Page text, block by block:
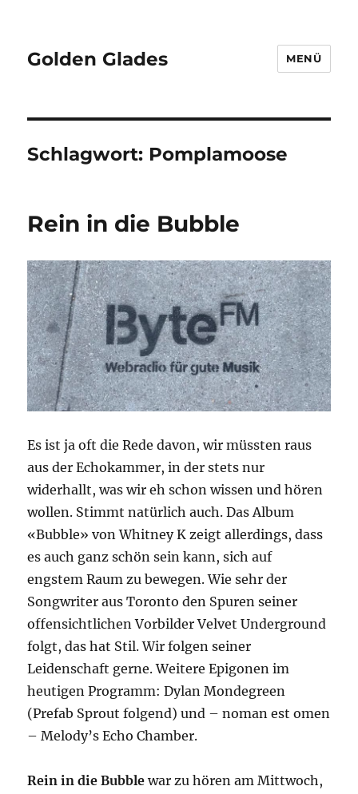
Golden Glades MENÜ
Schlagwort: Pomplamoose
Rein in die Bubble
Es ist ja oft die Rede davon, wir müssten raus
aus der Echokammer, in der stets nur
widerhallt, was wir eh schon wissen und hören
wollen. Stimmt natürlich auch. Das Album
«Bubble» von Whitney K zeigt allerdings, dass
es auch ganz schön sein kann, sich auf
engstem Raum zu bewegen. Wie sehr der
Songwriter aus Toronto den Spuren seiner
offensichtlichen Vorbilder Velvet Underground
folgt, das hat Stil. Wir folgen seiner
Leidenschaft gerne. Weitere Epigonen im
heutigen Programm: Dylan Mondegreen
(Prefab Sprout folgend) und – noman est omen
– Melody’s Echo Chamber.
Rein in die Bubble war zu hören am Mittwoch,